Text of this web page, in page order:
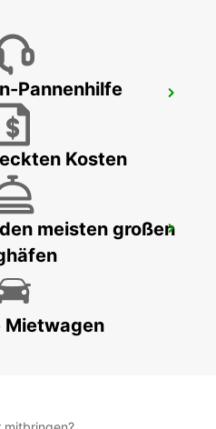
Pannenhilfe
Kosten
meisten großen
Mietwagen